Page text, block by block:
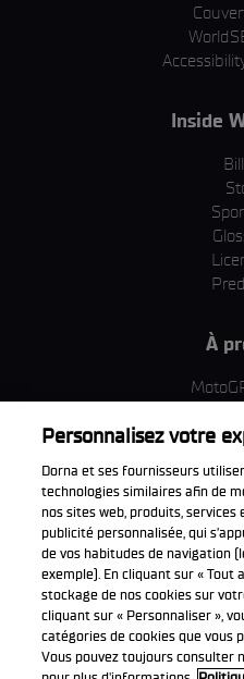
Inside
À
Termes et
Politique de
Télécharger
Personnalisez votre
Dorna et ses fournisseurs
technologies similaires afin de
nos sites web, produits,
publicité personnalisée, qui
de vos habitudes de navigation
exemple). En cliquant sur « Tout
stockage de nos cookies sur
cliquant sur « Personnaliser »,
catégories de cookies que vous
Vous pouvez toujours consulter